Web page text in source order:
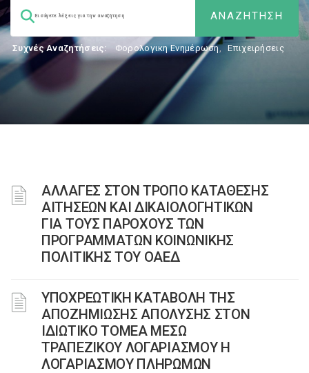
Συχνές Αναζητήσεις: Φορολογικη Ενημέρωση, Επιχειρήσεις
ΑΛΛΑΓΕΣ ΣΤΟΝ ΤΡΟΠΟ ΚΑΤΑΘΕΣΗΣ
ΑΙΤΗΣΕΩΝ ΚΑΙ ΔΙΚΑΙΟΛΟΓΗΤΙΚΩΝ
ΓΙΑ ΤΟΥΣ ΠΑΡΟΧΟΥΣ ΤΩΝ
ΠΡΟΓΡΑΜΜΑΤΩΝ ΚΟΙΝΩΝΙΚΗΣ
ΠΟΛΙΤΙΚΗΣ ΤΟΥ ΟΑΕΔ
YΠΟΧΡΕΩΤΙΚΗ ΚΑΤΑΒΟΛΗ ΤΗΣ
ΑΠΟΖΗΜΙΩΣΗΣ ΑΠΟΛΥΣΗΣ ΣΤΟΝ
ΙΔΙΩΤΙΚΟ ΤΟΜΕΑ ΜΕΣΩ
ΤΡΑΠΕΖΙΚΟΥ ΛΟΓΑΡΙΑΣΜΟΥ Η
ΛΟΓΑΡΙΑΣΜΟΥ ΠΛΗΡΩΜΩΝ